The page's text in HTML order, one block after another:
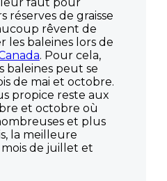
faut pour
de graisse
rêvent de
les baleines lors de
. Pour cela,
baleines peut se
de mai et octobre.
propice reste aux
et octobre où
et plus
la meilleure
de juillet et